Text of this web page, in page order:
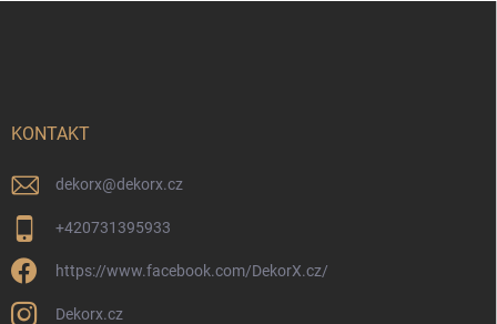
KONTAKT
dekorx@dekorx.cz
+420731395933
https://www.facebook.com/DekorX.cz/
Dekorx.cz